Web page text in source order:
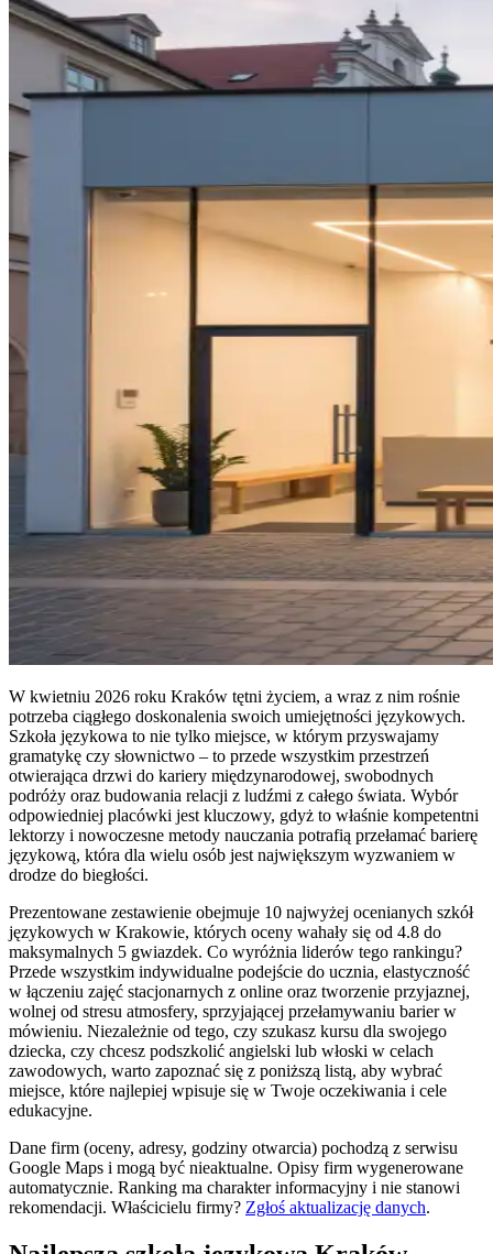
W kwietniu 2026 roku Kraków tętni życiem, a wraz z nim rośnie
potrzeba ciągłego doskonalenia swoich umiejętności językowych.
Szkoła językowa to nie tylko miejsce, w którym przyswajamy
gramatykę czy słownictwo – to przede wszystkim przestrzeń
otwierająca drzwi do kariery międzynarodowej, swobodnych
podróży oraz budowania relacji z ludźmi z całego świata. Wybór
odpowiedniej placówki jest kluczowy, gdyż to właśnie kompetentni
lektorzy i nowoczesne metody nauczania potrafią przełamać barierę
językową, która dla wielu osób jest największym wyzwaniem w
drodze do biegłości.
Prezentowane zestawienie obejmuje 10 najwyżej ocenianych szkół
językowych w Krakowie, których oceny wahały się od 4.8 do
maksymalnych 5 gwiazdek. Co wyróżnia liderów tego rankingu?
Przede wszystkim indywidualne podejście do ucznia, elastyczność
w łączeniu zajęć stacjonarnych z online oraz tworzenie przyjaznej,
wolnej od stresu atmosfery, sprzyjającej przełamywaniu barier w
mówieniu. Niezależnie od tego, czy szukasz kursu dla swojego
dziecka, czy chcesz podszkolić angielski lub włoski w celach
zawodowych, warto zapoznać się z poniższą listą, aby wybrać
miejsce, które najlepiej wpisuje się w Twoje oczekiwania i cele
edukacyjne.
Dane firm (oceny, adresy, godziny otwarcia) pochodzą z serwisu
Google Maps i mogą być nieaktualne. Opisy firm wygenerowane
automatycznie. Ranking ma charakter informacyjny i nie stanowi
rekomendacji. Właścicielu firmy? Zgłoś aktualizację danych.